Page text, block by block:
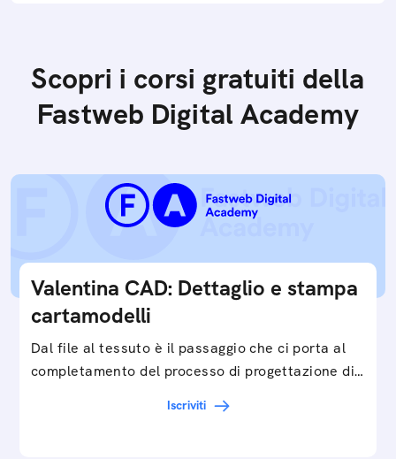
Scopri i corsi gratuiti della
Fastweb Digital Academy
Valentina CAD: Dettaglio e stampa
cartamodelli
Dal file al tessuto è il passaggio che ci porta al
completamento del processo di progettazione di
Iscriviti